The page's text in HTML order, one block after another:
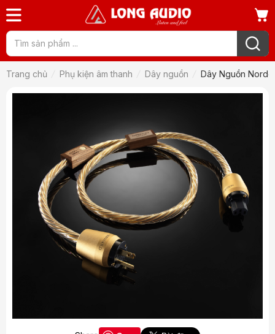
Trang chủ Phụ kiện âm thanh Dây nguồn Dây Nguồn